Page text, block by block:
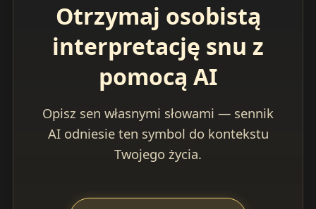
Otrzymaj osobistą
interpretację snu z
pomocą AI
Opisz sen własnymi słowami — sennik
AI odniesie ten symbol do kontekstu
Twojego życia.